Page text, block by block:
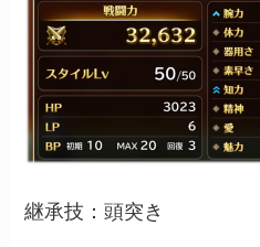
継承技：頭突き